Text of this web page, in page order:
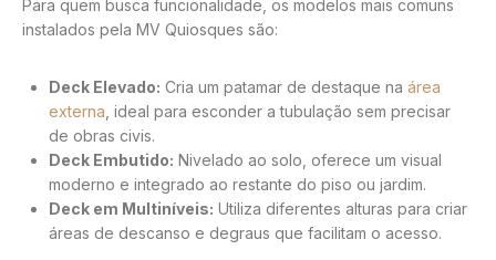
Para quem busca funcionalidade, os modelos mais comuns
instalados pela MV Quiosques são:
Deck Elevado: Cria um patamar de destaque na área
externa , ideal para esconder a tubulação sem precisar
de obras civis.
Deck Embutido: Nivelado ao solo, oferece um visual
moderno e integrado ao restante do piso ou jardim.
Deck em Multiníveis: Utiliza diferentes alturas para criar
áreas de descanso e degraus que facilitam o acesso.